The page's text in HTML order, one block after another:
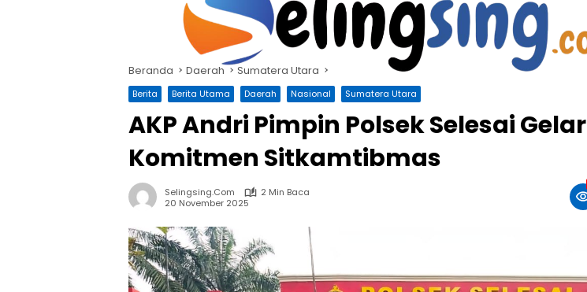
Beranda Daerah Sumatera Utara
Berita Berita Utama Daerah Nasional Sumatera Utara
AKP Andri Pimpin Polsek Selesai Gelar
Komitmen Sitkamtibmas
Selingsing.com
2 Min Baca
20 November 2025